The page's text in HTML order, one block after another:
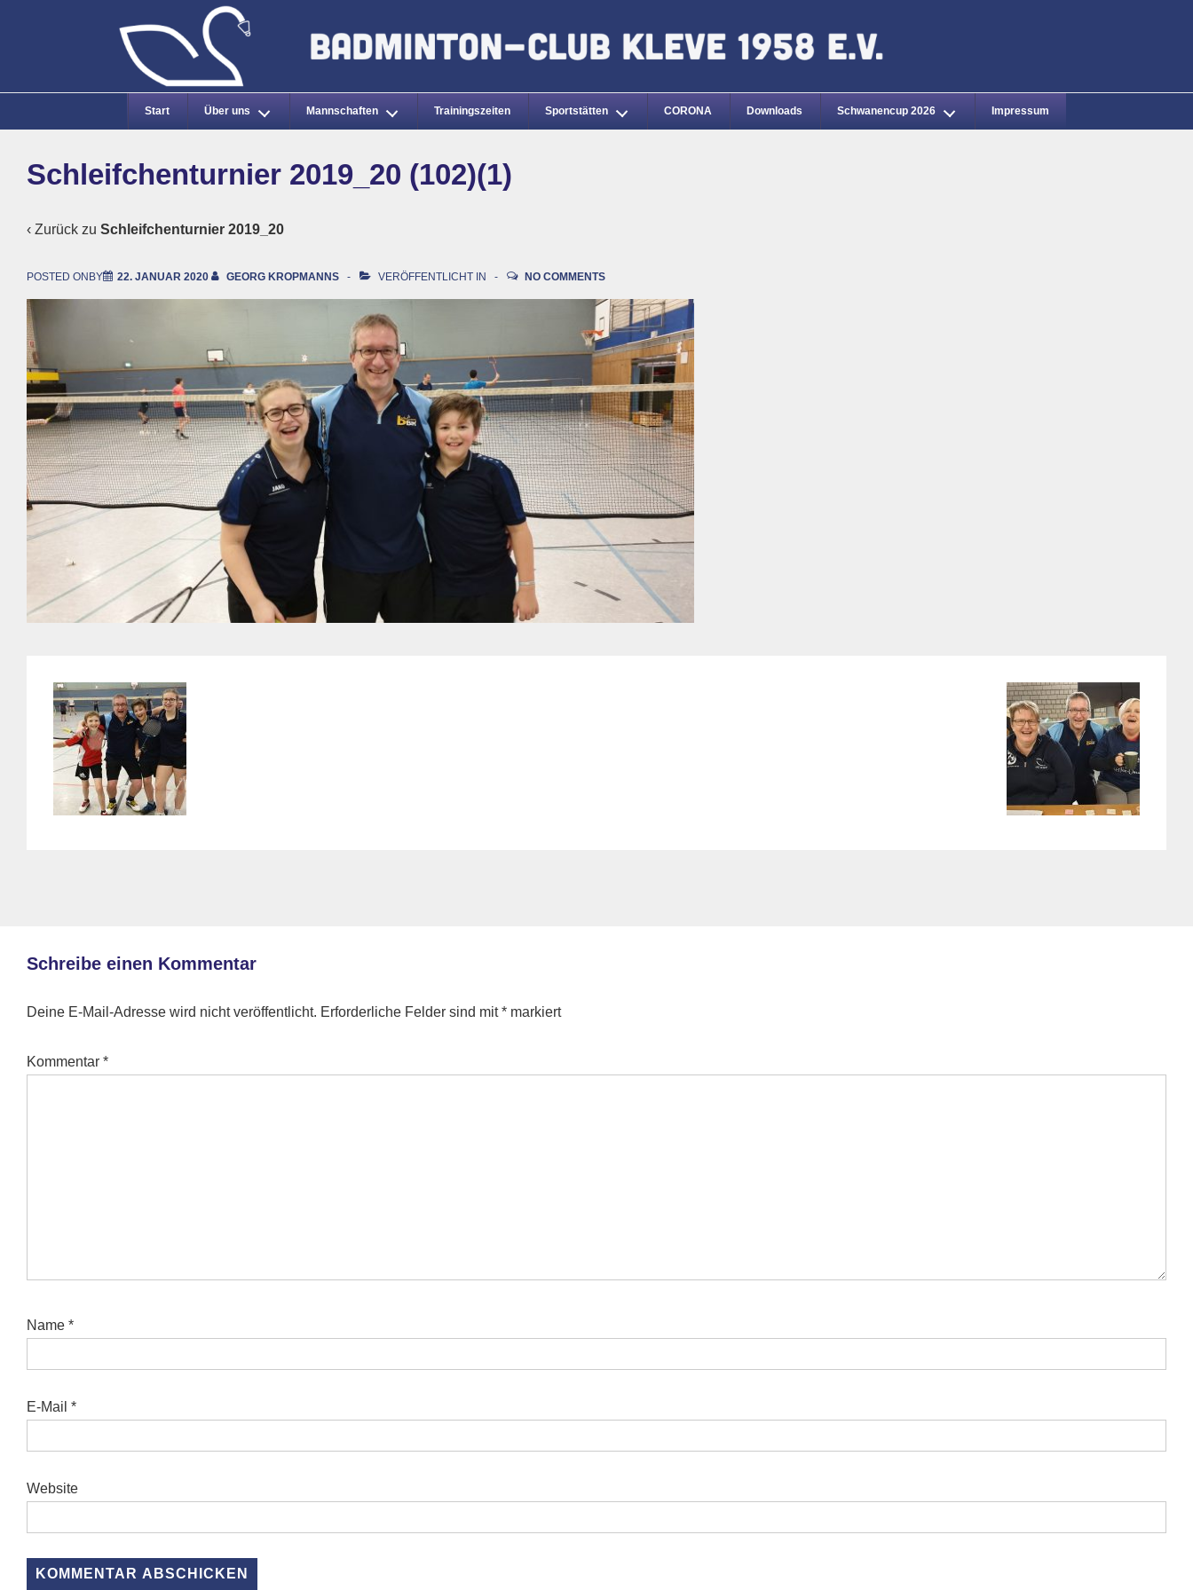
Navigation
Start Über uns Mannschaften Trainingszeiten Sportstätten CORONA Downloads Schwanencup 2026 Impressum
Schleifchenturnier 2019_20 (102)(1)
‹ Zurück zu Schleifchenturnier 2019_20
POSTED ONBY 22. JANUAR 2020 GEORG KROPMANNS VERÖFFENTLICHT IN NO COMMENTS
Schreibe einen Kommentar
Deine E-Mail-Adresse wird nicht veröffentlicht. Erforderliche Felder sind mit* markiert
Kommentar *
Name *
E-Mail *
Website